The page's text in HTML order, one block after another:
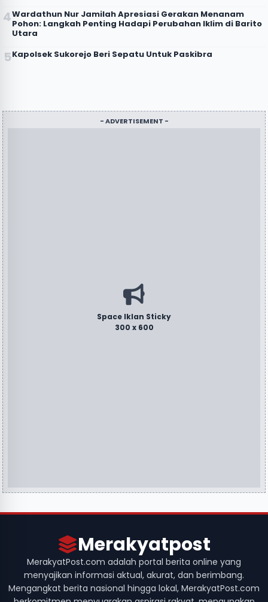
Wardathun Nur Jamilah Apresiasi Gerakan Menanam
Pohon: Langkah Penting Hadapi Perubahan Iklim di Barito
Utara
Kapolsek Sukorejo Beri Sepatu Untuk Paskibra
- ADVERTISEMENT -
Space Iklan Sticky
300 x 600
Merakyatpost
MerakyatPost.com adalah portal berita online yang
menyajikan informasi aktual, akurat, dan berimbang.
Mengangkat berita nasional hingga lokal, MerakyatPost.com